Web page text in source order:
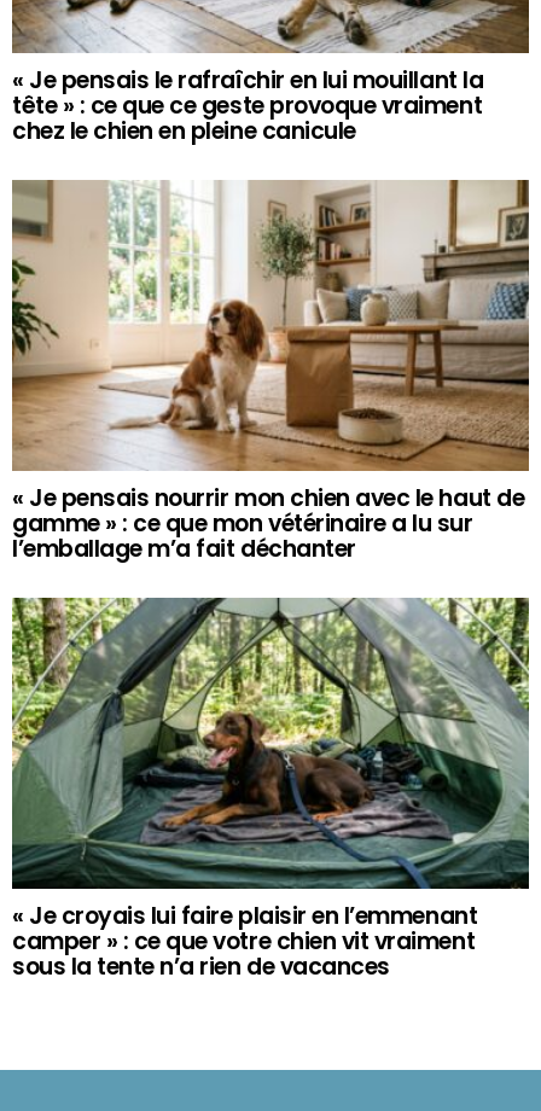
« Je pensais le rafraîchir en lui mouillant la
tête » : ce que ce geste provoque vraiment
chez le chien en pleine canicule
« Je pensais nourrir mon chien avec le haut de
gamme » : ce que mon vétérinaire a lu sur
l’emballage m’a fait déchanter
« Je croyais lui faire plaisir en l’emmenant
camper » : ce que votre chien vit vraiment
sous la tente n’a rien de vacances